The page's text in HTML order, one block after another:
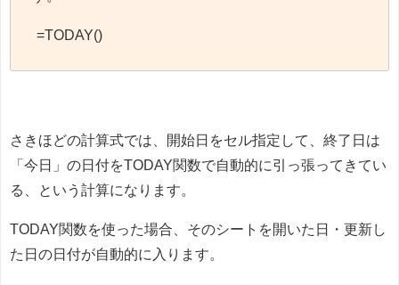
=TODAY()
さきほどの計算式では、開始日をセル指定して、終了日は
「今日」の日付をTODAY関数で自動的に引っ張ってきてい
る、という計算になります。
TODAY関数を使った場合、そのシートを開いた日・更新し
た日の日付が自動的に入ります。